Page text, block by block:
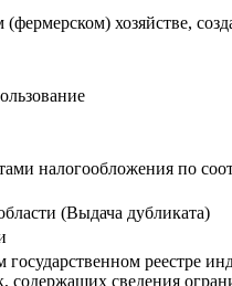
хозяйстве,
налогообложения по
(Выдача дубликата)
реестре
сведения